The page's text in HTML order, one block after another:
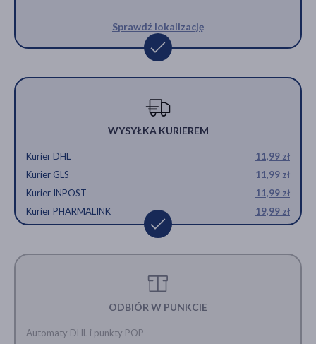
Sprawdź lokalizację
WYSYŁKA KURIEREM
Kurier DHL
11,99 zł
Kurier GLS
11,99 zł
Kurier INPOST
11,99 zł
Kurier PHARMALINK
19,99 zł
ODBIÓR W PUNKCIE
Automaty DHL i punkty POP